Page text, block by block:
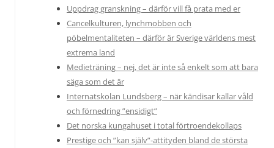
Uppdrag granskning – därför vill få prata med er
Cancelkulturen, lynchmobben och
pöbelmentaliteten – därför är Sverige världens mest
extrema land
Medieträning – nej, det är inte så enkelt som att bara
säga som det är
Internatskolan Lundsberg – när kändisar kallar våld
och förnedring ”ensidigt”
Det norska kungahuset i total förtroendekollaps
Prestige och ”kan själv”-attityden bland de största